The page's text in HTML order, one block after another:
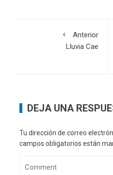
Anterior
Lluvia Cae
DEJA UNA
Tu dirección de correo
campos obligatorios están